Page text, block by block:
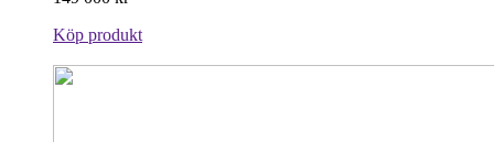
Köp produkt